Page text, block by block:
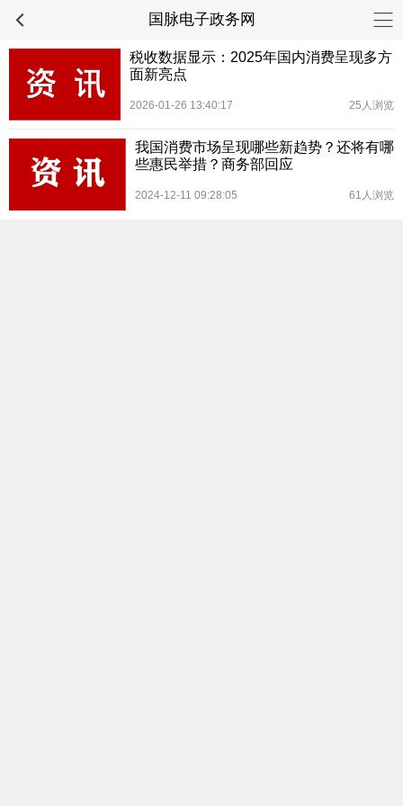
国脉电子政务网
税收数据显示：2025年国内消费呈现多方
面新亮点
2026-01-26 13:40:17 25人浏览
我国消费市场呈现哪些新趋势？还将有哪
些惠民举措？商务部回应
2024-12-11 09:28:05 61人浏览